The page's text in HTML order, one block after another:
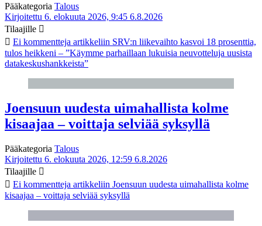
Pääkategoria Talous
Kirjoitettu 6. elokuuta 2026, 9:45 6.8.2026
Tilaajille
Ei kommentteja artikkeliin SRV:n liikevaihto kasvoi 18 prosenttia,
tulos heikkeni – ”Käymme parhaillaan lukuisia neuvotteluja uusista
datakeskushankkeista”
Joensuun uudesta uimahallista kolme
kisaajaa – voittaja selviää syksyllä
Pääkategoria Talous
Kirjoitettu 6. elokuuta 2026, 12:59 6.8.2026
Tilaajille
Ei kommentteja artikkeliin Joensuun uudesta uimahallista kolme
kisaajaa – voittaja selviää syksyllä